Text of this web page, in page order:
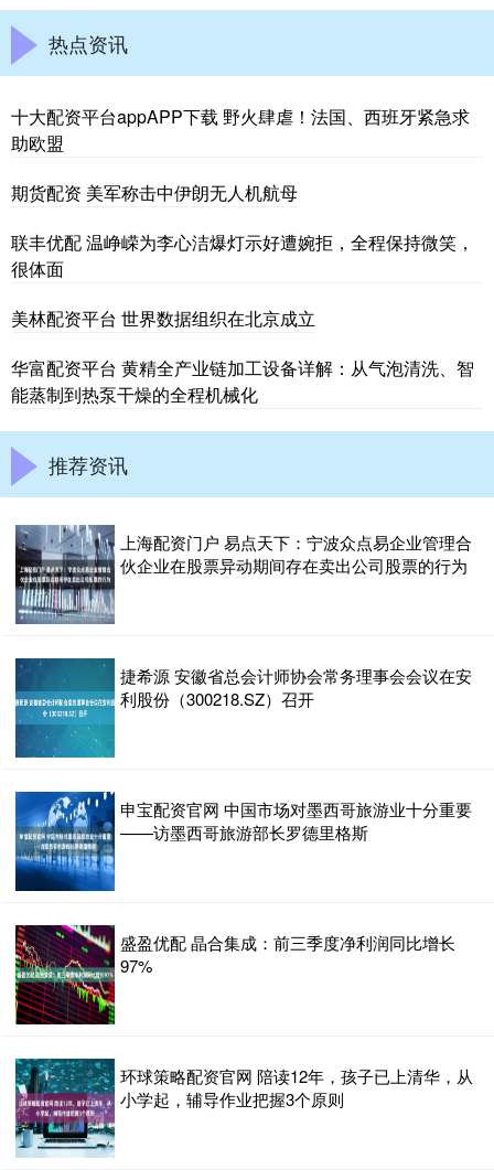
热点资讯
十大配资平台appAPP下载 野火肆虐！法国、西班牙紧急求
助欧盟
期货配资 美军称击中伊朗无人机航母
联丰优配 温峥嵘为李心洁爆灯示好遭婉拒，全程保持微笑，
很体面
美林配资平台 世界数据组织在北京成立
华富配资平台 黄精全产业链加工设备详解：从气泡清洗、智
能蒸制到热泵干燥的全程机械化
推荐资讯
上海配资门户 易点天下：宁波众点易企业管理合
伙企业在股票异动期间存在卖出公司股票的行为
捷希源 安徽省总会计师协会常务理事会会议在安
利股份（300218.SZ）召开
申宝配资官网 中国市场对墨西哥旅游业十分重要
——访墨西哥旅游部长罗德里格斯
盛盈优配 晶合集成：前三季度净利润同比增长
97%
环球策略配资官网 陪读12年，孩子已上清华，从
小学起，辅导作业把握3个原则